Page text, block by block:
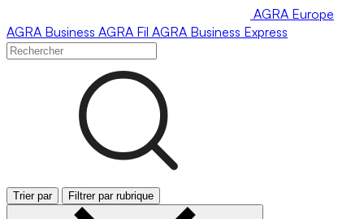
AGRA Europe
AGRA Business AGRA Fil AGRA Business Express
Trier par Filtrer par rubrique